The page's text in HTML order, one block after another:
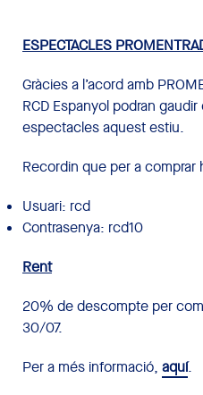
ESPECTACLES
Gràcies a l’acord amb
RCD Espanyol podran
espectacles aquest estiu.
Recordin que per a comprar
Usuari: rcd
Contrasenya: rcd10
Rent
20% de descompte per
30/07.
Per a més informació, aquí.